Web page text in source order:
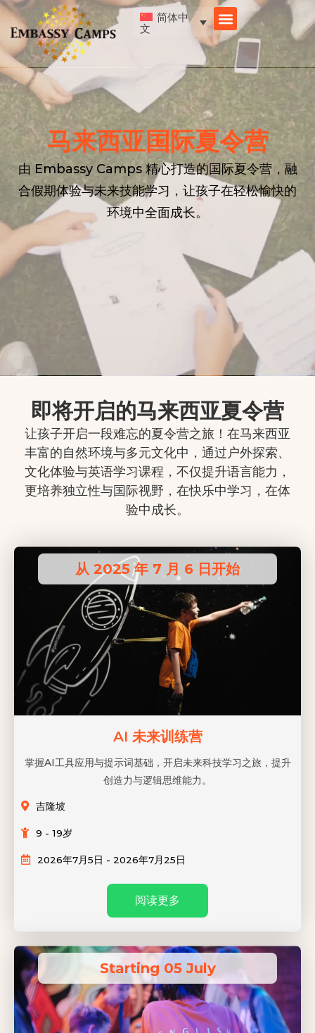
跳
容
简体中
文
马来西亚国际夏令营
由 Embassy Camps 精心打造的国际夏令营，融
合假期体验与未来技能学习，让孩子在轻松愉快的
环境中全面成长。
即将开启的马来西亚夏令营
让孩子开启一段难忘的夏令营之旅！在马来西亚
丰富的自然环境与多元文化中，通过户外探索、
文化体验与英语学习课程，不仅提升语言能力，
更培养独立性与国际视野，在快乐中学习，在体
验中成长。
从 2025 年 7 月 6 日开始
AI 未来训练营
掌握AI工具应用与提示词基础，开启未来科技学习之旅，提升
创造力与逻辑思维能力。
吉隆坡
9 - 19岁
2026年7月5日 - 2026年7月25日
阅读更多
Starting 05 July